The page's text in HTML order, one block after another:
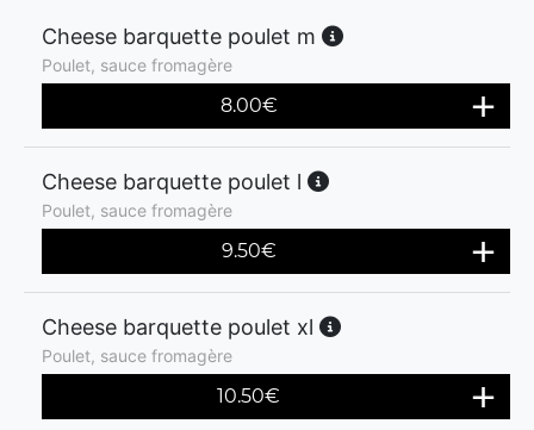
Cheese barquette poulet m
Poulet, sauce fromagère
8.00€
Cheese barquette poulet l
Poulet, sauce fromagère
9.50€
Cheese barquette poulet xl
Poulet, sauce fromagère
10.50€